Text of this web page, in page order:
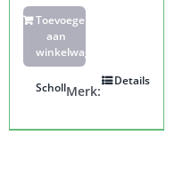
Toevoegen
aan
winkelwagen
Details
Merk:
Scholl